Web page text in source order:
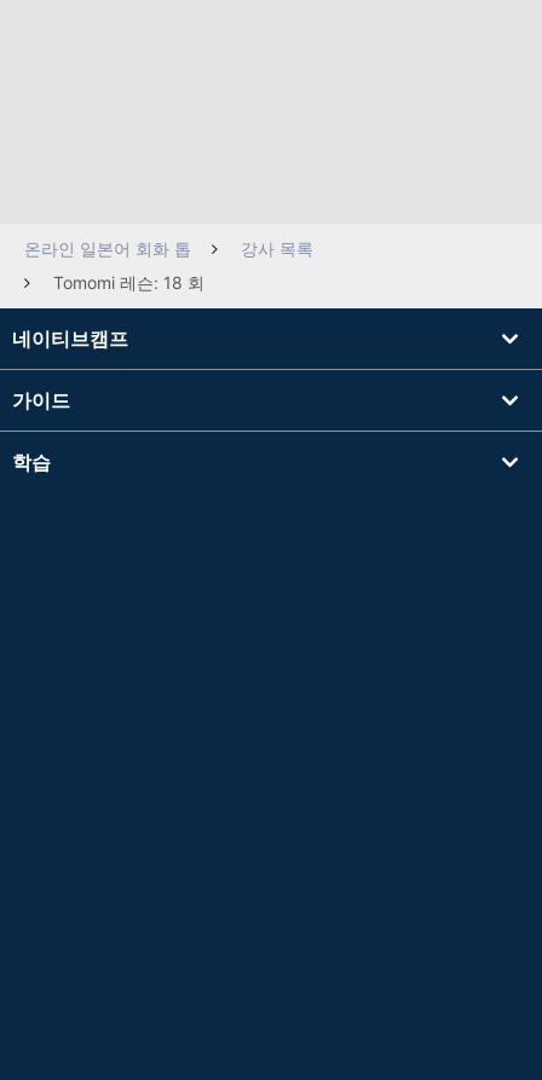
온라인 일본어 회화 톱
강사 목록
Tomomi 레슨: 18 회
네이티브캠프
가이드
학습